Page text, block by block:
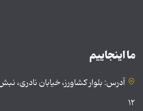
ما اینجاییم
آدرس: بلوار کشاورز، خیابان
۱۲